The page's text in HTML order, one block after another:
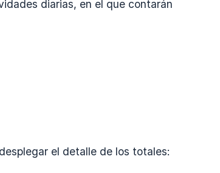
diarias, en el que contarán
el detalle de los totales: